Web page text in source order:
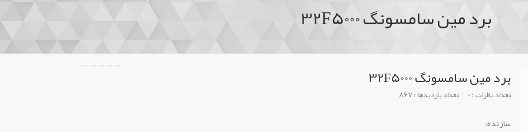
برد مین سامسونگ 32F5000
برد مین سامسونگ 32F5000
تعداد نظرات : 0 تعداد بازدیدها : 867
سازنده: